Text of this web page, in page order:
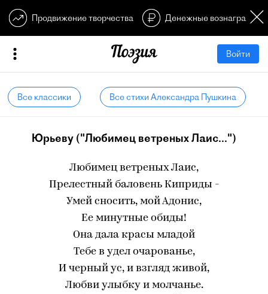
Продвижение творчества Денежные
Войти
Все классики Все стихи Александра Пушкина
Юрьеву ("Любимец ветреных Лаис...")
Любимец ветреных Лаис,
Прелестный баловень Киприды -
Умей сносить, мой Адонис,
Ее минутные обиды!
Она дала красы младой
Тебе в удел очарованье,
И черный ус, и взгляд живой,
Любви улыбку и молчанье.